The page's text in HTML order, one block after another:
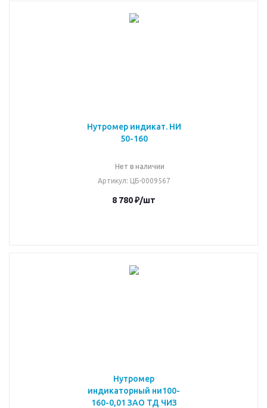
Нутромер индикат. НИ
50-160
Нет в наличии
Артикул: ЦБ-0009567
8 780₽/шт
Нутромер
индикаторный ни100-
160-0,01 ЗАО ТД ЧИЗ